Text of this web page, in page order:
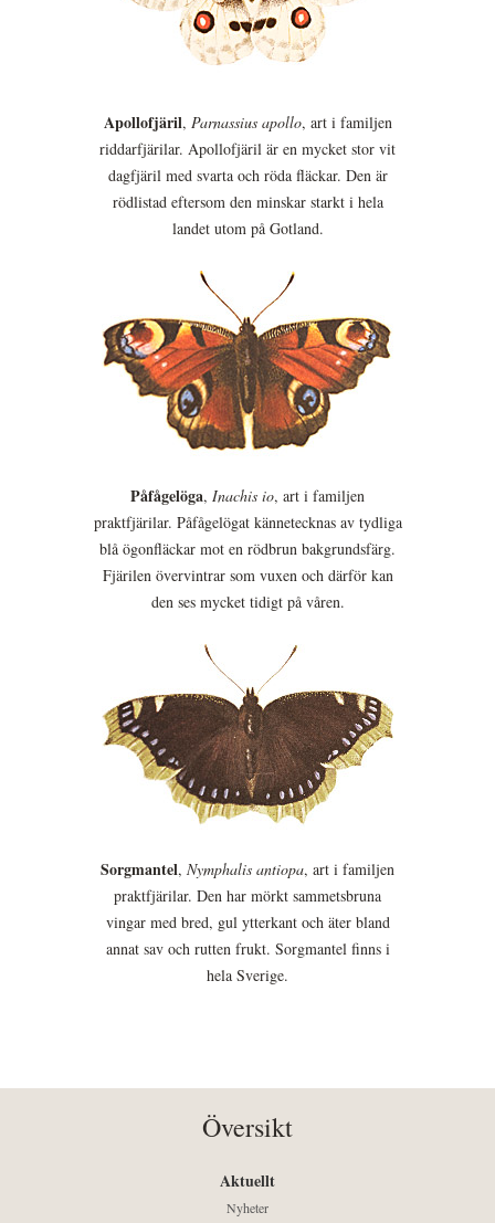
Apollofjäril, Parnassius apollo, art i familjen
riddarfjärilar. Apollofjäril är en mycket stor vit
dagfjäril med svarta och röda fläckar. Den är
rödlistad eftersom den minskar starkt i hela
landet utom på Gotland.
Påfågelöga, Inachis io, art i familjen
praktfjärilar. Påfågelögat kännetecknas av tydliga
blå ögonfläckar mot en rödbrun bakgrundsfärg.
Fjärilen övervintrar som vuxen och därför kan
den ses mycket tidigt på våren.
Sorgmantel, Nymphalis antiopa, art i familjen
praktfjärilar. Den har mörkt sammetsbruna
vingar med bred, gul ytterkant och äter bland
annat sav och rutten frukt. Sorgmantel finns i
hela Sverige.
Översikt
Aktuellt
Nyheter